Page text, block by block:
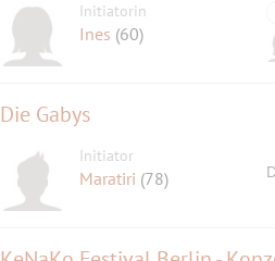
Initiatorin
Ines (60)
Die Gabys
Initiator
Maratiri (78)